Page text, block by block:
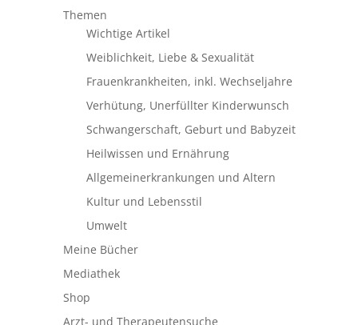
Themen
Wichtige Artikel
Weiblichkeit, Liebe & Sexualität
Frauenkrankheiten, inkl. Wechseljahre
Verhütung, Unerfüllter Kinderwunsch
Schwangerschaft, Geburt und Babyzeit
Heilwissen und Ernährung
Allgemeinerkrankungen und Altern
Kultur und Lebensstil
Umwelt
Meine Bücher
Mediathek
Shop
Arzt- und Therapeutensuche